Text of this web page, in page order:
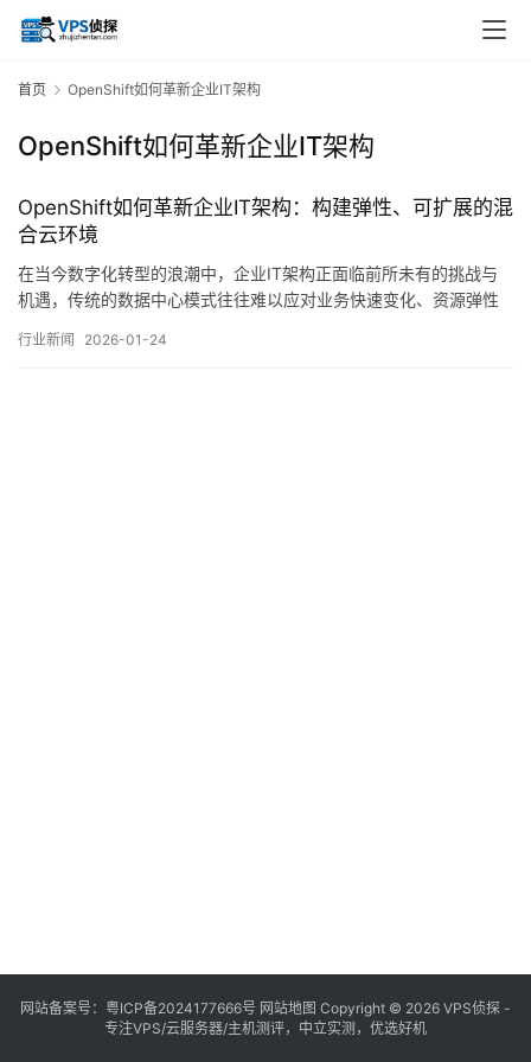
首页 OpenShift如何革新企业IT架构
OpenShift如何革新企业IT架构
OpenShift如何革新企业IT架构：构建弹性、可扩展的混
合云环境
在当今数字化转型的浪潮中，企业IT架构正面临前所未有的挑战与
机遇，传统的数据中心模式往往难以应对业务快速变化、资源弹性
的基础设施，但公有云、私有云和边缘环境之间的割裂，又带来了
行业新闻 2026-01-24
网站备案号： 粤ICP备2024177666号 网站地图 Copyright © 2026 VPS侦探 -
专注VPS/云服务器/主机测评，中立实测，优选好机